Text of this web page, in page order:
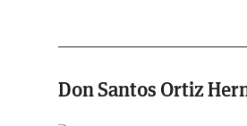
Don Santos Ortiz